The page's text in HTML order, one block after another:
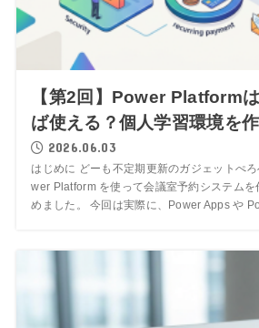
【第2回】Power Platform
ば使える？個人学習環境を
2026.06.03
はじめに どーも不定期更新のガジェットぺ
wer Platform を使って会議室予約システムを
めました。 今回は実際に、Power Apps や